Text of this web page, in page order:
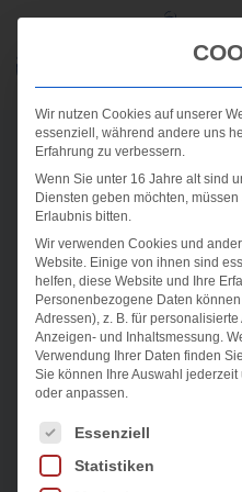
Wir nutzen Cookies auf unserer
essenziell, während andere uns
Erfahrung zu verbessern.
Wenn Sie unter 16 Jahre alt sind
Diensten geben möchten,
Erlaubnis bitten.
Wir verwenden Cookies und
Website. Einige von ihnen sind
helfen, diese Website und Ihre
Personenbezogene Daten
Adressen), z. B. für
Anzeigen- und Inhaltsmessung.
Verwendung Ihrer Daten finden
Sie können Ihre Auswahl jederzeit
oder anpassen.
Es folgt eine Liste der
Essenziell
Statistiken